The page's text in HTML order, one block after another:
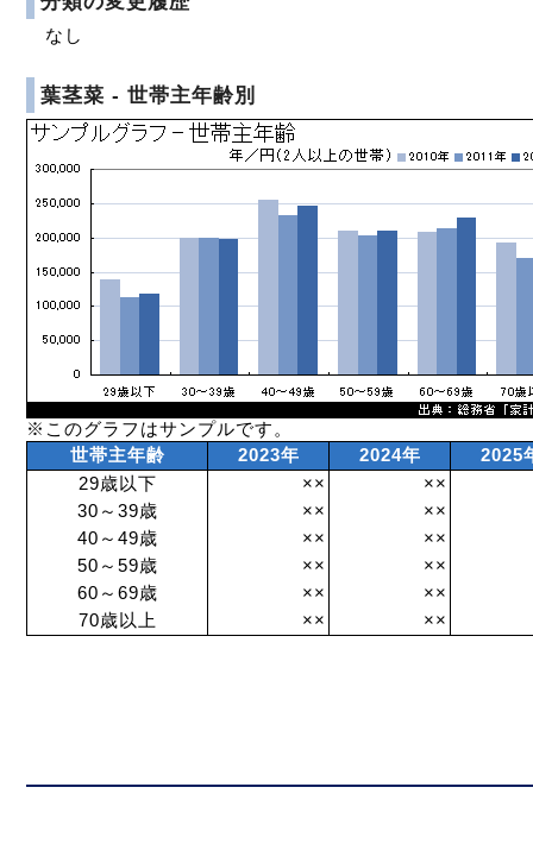
なし
葉茎菜 - 世帯主年齢別
※このグラフはサンプルです。
世帯主年齢
2023年 2024年
2025
29歳以下
××
××
30～39歳
××
××
40～49歳
××
××
50～59歳
××
××
60～69歳
××
××
70歳以上
×× ××